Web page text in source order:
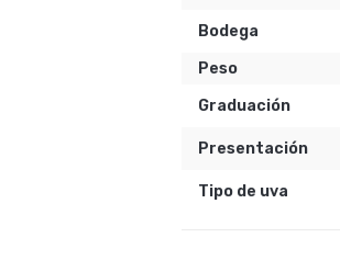
Bodega
Peso
Graduación
Presentación
Tipo de uva